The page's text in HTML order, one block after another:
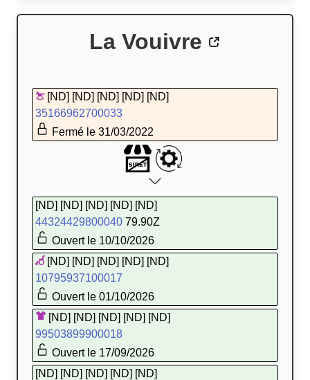
La Vouivre
[ND] [ND] [ND] [ND] [ND]
35166962700033
Fermé le 31/03/2022
[ND] [ND] [ND] [ND] [ND]
44324429800040 79.90Z
Ouvert le 10/10/2026
[ND] [ND] [ND] [ND] [ND]
10795937100017
Ouvert le 01/10/2026
[ND] [ND] [ND] [ND] [ND]
99503899900018
Ouvert le 17/09/2026
[ND] [ND] [ND] [ND] [ND]